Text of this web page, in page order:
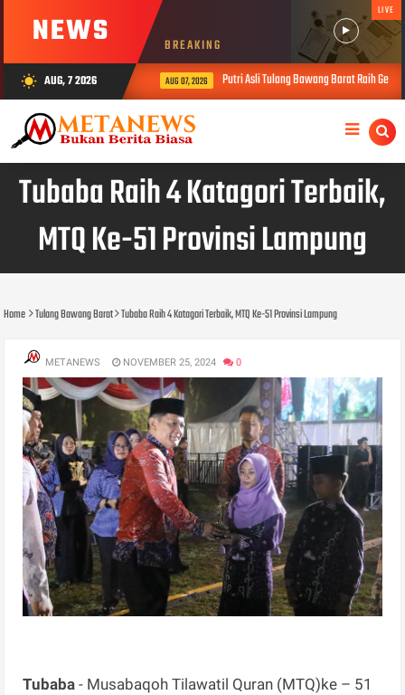
NEWS BREAKING
LIVE
wb_sunny AUG, 7 2026 AUG 07, 2026 Putri Asli Tulang Bawang Barat Raih
Tubaba Raih 4 Katagori Terbaik,
MTQ Ke-51 Provinsi Lampung
Home Tulang Bawang Barat Tubaba Raih 4 Katagori Terbaik, MTQ Ke-51 Provinsi Lampung
METANEWS NOVEMBER 25, 2024 0
Tubaba - Musabaqoh Tilawatil Quran (MTQ)ke – 51